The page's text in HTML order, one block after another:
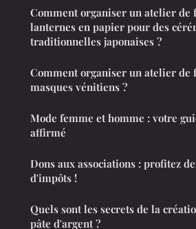
Comment organiser un atelier de
lanternes en papier pour des
traditionnelles japonaises ?
Comment organiser un atelier de
masques vénitiens ?
Mode femme et homme : votre
affirmé
Dons aux associations : profitez
d'impôts !
Quels sont les secrets de la
pâte d'argent ?